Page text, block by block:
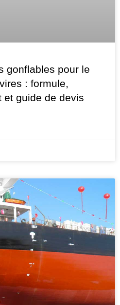
gonflables pour le
: formule,
et guide de devis